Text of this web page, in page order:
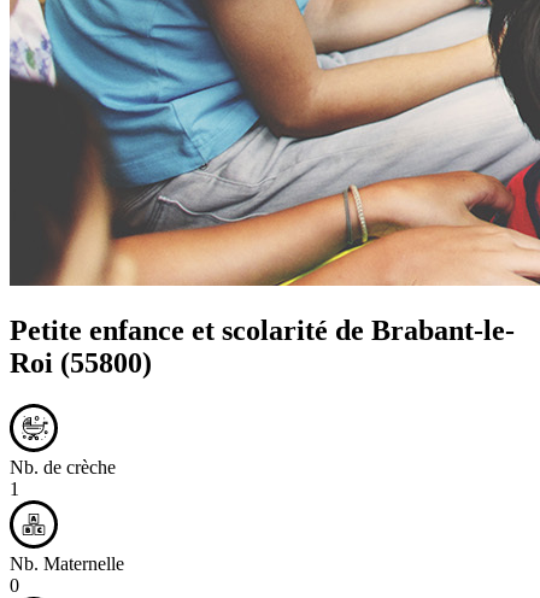
Petite enfance et scolarité de Brabant-le-
Roi (55800)
Nb. de crèche
1
Nb. Maternelle
0